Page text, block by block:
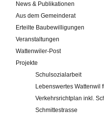
Verwaltung
Online-Service
Impressum
News & Publikationen
Aus dem Gemeinderat
Erteilte Baubewilligungen
Veranstaltungen
Wattenwiler-Post
Projekte
Schulsozialarbeit
Lebenswertes Wattenwil
Verkehrsrichtplan inkl.
Schmittestrasse